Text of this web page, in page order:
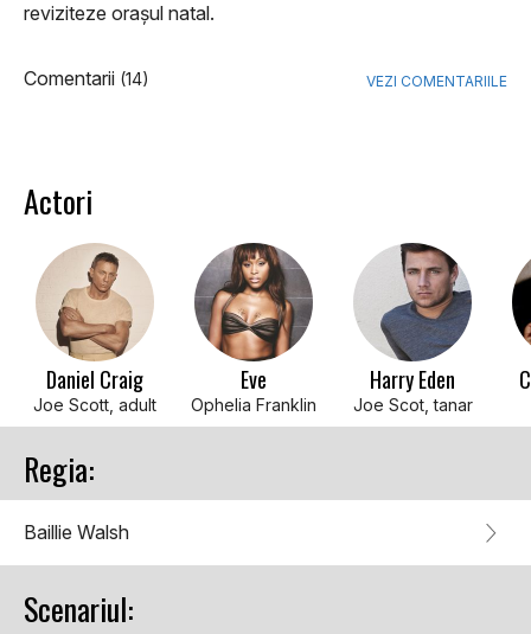
reviziteze orașul natal.
Comentarii (14) VEZI COMENTARIILE
Actori
Daniel Craig
Joe Scott, adult
Eve
Ophelia Franklin
Harry Eden
Joe Scot, tanar
Regia:
Baillie Walsh
Scenariul: